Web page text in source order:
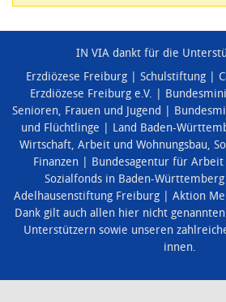
IN VIA dankt für die
Erzdiözese Freiburg
Schulstiftung
Erzdiözese Freiburg e.V.
Senioren, Frauen und Jugend
und Flüchtlinge
Land Baden-
Wirtschaft, Arbeit und Wohnungsbau,
Finanzen
Bundesagentur für Arbeit
Sozialfonds in Baden-Württemberg
Adelhausenstiftung Freiburg
Aktion
Dank gilt auch allen hier nicht
Unterstützern sowie unseren
innen.